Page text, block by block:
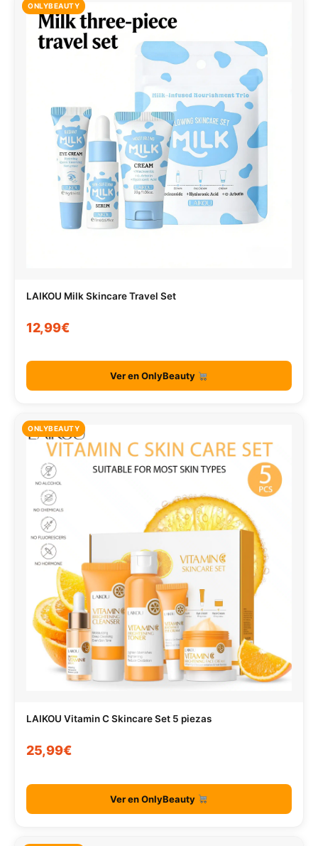
ONLYBEAUTY
LAIKOU Milk Skincare Travel Set
12,99€
Ver en OnlyBeauty
ONLYBEAUTY
LAIKOU Vitamin C Skincare Set 5 piezas
25,99€
Ver en OnlyBeauty